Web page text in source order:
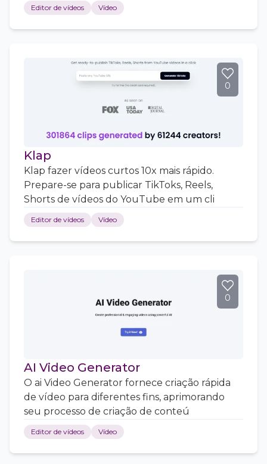
Editor de vídeos Vídeo
0
Klap
Klap fazer vídeos curtos 10x mais rápido.
Prepare-se para publicar TikToks, Reels,
Shorts de vídeos do YouTube em um cli
Editor de vídeos Vídeo
0
AI Video Generator
O ai Video Generator fornece criação rápida
de vídeo para diferentes fins, aprimorando
seu processo de criação de conteú
Editor de vídeos Vídeo